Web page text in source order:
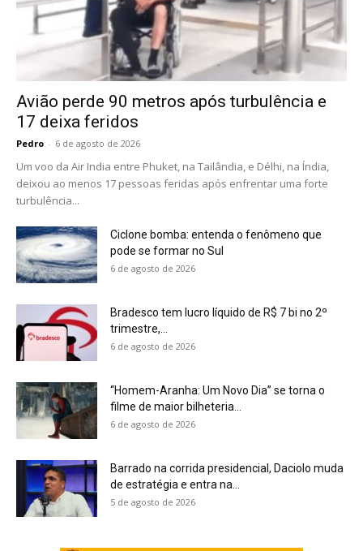
Avião perde 90 metros após turbulência e
17 deixa feridos
Pedro - 6 de agosto de 2026
Um voo da Air India entre Phuket, na Tailândia, e Délhi, na Índia,
deixou ao menos 17 pessoas feridas após enfrentar uma forte
turbulência...
Ciclone bomba: entenda o fenômeno que
pode se formar no Sul
6 de agosto de 2026
Bradesco tem lucro líquido de R$ 7 bi no 2º
trimestre,...
6 de agosto de 2026
“Homem-Aranha: Um Novo Dia” se torna o
filme de maior bilheteria...
6 de agosto de 2026
Barrado na corrida presidencial, Daciolo muda
de estratégia e entra na...
5 de agosto de 2026